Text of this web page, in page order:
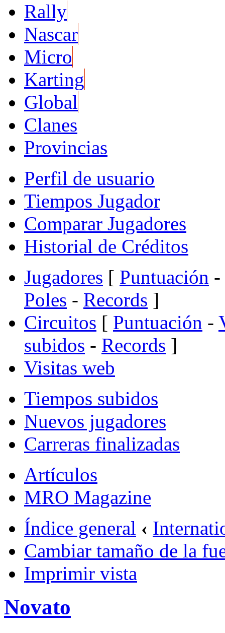
Rally
Nascar
Micro
Karting
Global
Clanes
Provincias
Perfil de usuario
Tiempos Jugador
Comparar Jugadores
Historial de Créditos
Jugadores [ Puntuación -
Poles - Records ]
Circuitos [ Puntuación -
subidos - Records ]
Visitas web
Tiempos subidos
Nuevos jugadores
Carreras finalizadas
Artículos
MRO Magazine
Índice general ‹
Cambiar tamaño de la
Imprimir vista
Novato